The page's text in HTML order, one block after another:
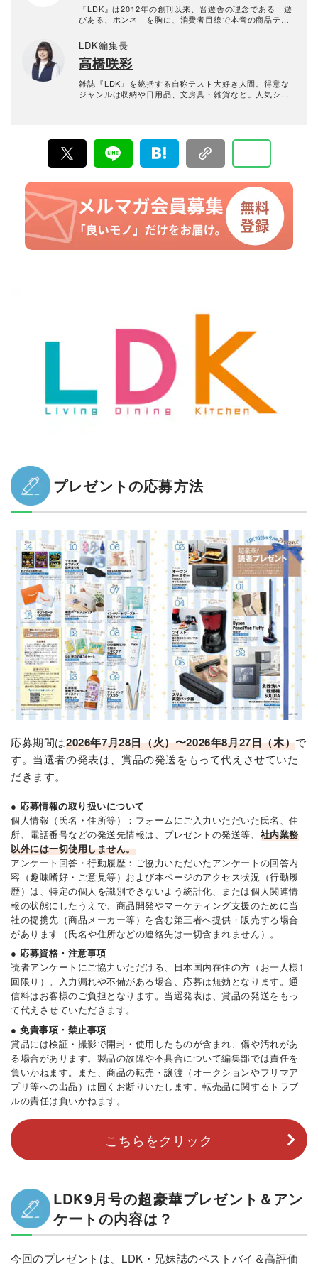
『LDK』は2012年の創刊以来、晋遊舎の理念である「遊
びある、ホンネ」を胸に、消費者目線で本音の商品テス
発行の雑誌とWebサイトで、掃除用品から収納インテリ
ア、食品まで、あらゆるジャンルの商品を徹底的に検
証。編集部と専門家、そして社内検証機関が実際に使っ
て見つけた「本当に良いもの」と「お役立ち情報」を厳
選してあなたにお届け。編集長・高橋咲彩を中心に、11
名以上の編集体制で日々の検証・記事制作を行っていま
LDK編集長
高橋咲彩
雑誌『LDK』を統括する自称テスト大好き人間。得意な
ジャンルは収納や日用品、文房具・雑貨など。人気ショ
プレゼントの応募方法
応募期間は2026年7月28日（火）〜2026年8月27日（木）で
す。当選者の発表は、賞品の発送をもって代えさせていた
だきます。
● 応募情報の取り扱いについて
個人情報（氏名・住所等）：フォームにご入力いただいた氏名、住
所、電話番号などの発送先情報は、プレゼントの発送等、 社内業務
以外には一切使用しません。
アンケート回答・行動履歴：ご協力いただいたアンケートの回答内
容（趣味嗜好・ご意見等）および本ページのアクセス状況（行動履
歴）は、特定の個人を識別できないよう統計化、または個人関連情
報の状態にしたうえで、商品開発やマーケティング支援のために当
社の提携先（商品メーカー等）を含む第三者へ提供・販売する場合
があります（氏名や住所などの連絡先は一切含まれません）。
● 応募資格・注意事項
読者アンケートにご協力いただける、日本国内在住の方（お一人様1
回限り）。入力漏れや不備がある場合、応募は無効となります。通
信料はお客様のご負担となります。当選発表は、賞品の発送をもっ
て代えさせていただきます。
● 免責事項・禁止事項
賞品には検証・撮影で開封・使用したものが含まれ、傷や汚れがあ
る場合があります。製品の故障や不具合について編集部では責任を
負いかねます。また、商品の転売・譲渡（オークションやフリマア
プリ等への出品）は固くお断りいたします。転売品に関するトラブ
ルの責任は負いかねます。
こちらをクリック
LDK9月号の超豪華プレゼント＆アン
ケートの内容は？
今回のプレゼントは、LDK・兄妹誌のベストバイ＆高評価